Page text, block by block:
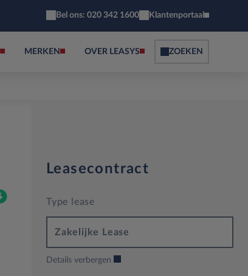
Bel ons: 020 342 1600 Klantenportaal
MERKEN OVER LEASYS ZOEKEN
Leasecontract
Type lease
Zakelijke Lease
Details verbergen